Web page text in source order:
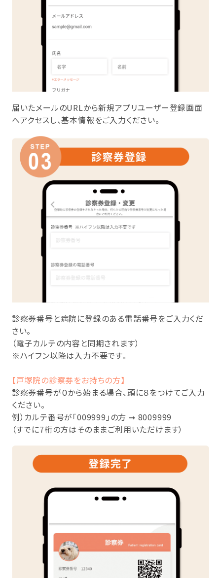
届いたメールのURLから新規アプリユーザー登録画面
へアクセスし、基本情報をご入力ください。
診察券番号と病院に登録のある電話番号をご入力くだ
さい。
（電子カルテの内容と同期されます）
※ハイフン以降は入力不要です。
【戸塚院の診察券をお持ちの方】
診察券番号が０から始まる場合、頭に８をつけてご入力
ください。
例）カルテ番号が「009999」の方 ➞ 8009999
（すでに7桁の方はそのままご利用いただけます）